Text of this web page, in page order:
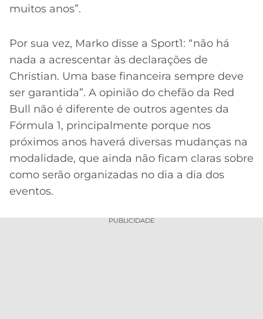
muitos anos”.
Por sua vez, Marko disse a Sport1: “não há
nada a acrescentar às declarações de
Christian. Uma base financeira sempre deve
ser garantida”. A opinião do chefão da Red
Bull não é diferente de outros agentes da
Fórmula 1, principalmente porque nos
próximos anos haverá diversas mudanças na
modalidade, que ainda não ficam claras sobre
como serão organizadas no dia a dia dos
eventos.
PUBLICIDADE